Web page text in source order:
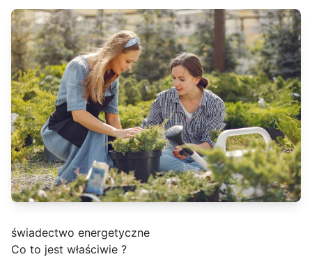
świadectwo energetyczne
Co to jest właściwie ?